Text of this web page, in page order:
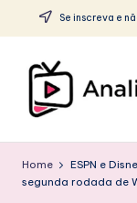
Skip
content
Se inscreva e
N
A
Home
ESPN e
segunda rodada de